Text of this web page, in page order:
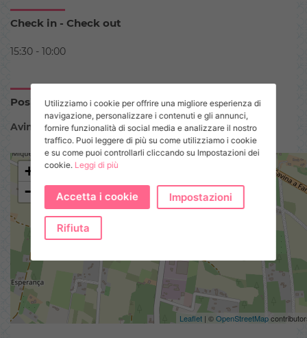
Check in - Check out
15:30 - 10:00
Posizione
Avinguda del Ca Marí
+
−
Leaflet | ©OpenStreetMap
Utilizziamo i cookie per offrire una migliore esperienza di
navigazione, personalizzare i contenuti e gli annunci,
fornire funzionalità di social media e analizzare il nostro
traffico. Puoi leggere di più su come utilizziamo i cookie
e su come puoi controllarli cliccando su Impostazioni dei
cookie. Leggi di più
Accetta i cookie Impostazioni
Rifiuta